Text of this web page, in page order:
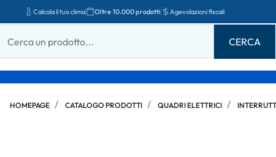
Calcola il tuo clima Oltre 10.000 prodotti Agevolazioni fiscali
HOMEPAGE CATALOGO PRODOTTI QUADRI ELETTRICI